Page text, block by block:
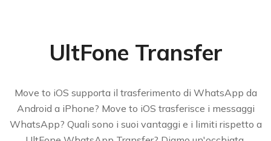
UltFone Transfer
Move to iOS supporta il trasferimento di WhatsApp da
Android a iPhone? Move to iOS trasferisce i messaggi
WhatsApp? Quali sono i suoi vantaggi e i limiti rispetto a